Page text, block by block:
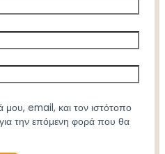
email, και τον ιστότοπο
την επόμενη φορά που θα